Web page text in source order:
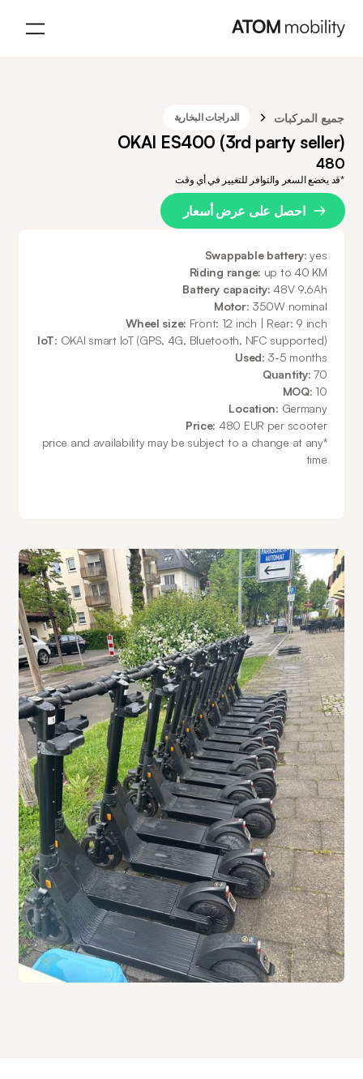
جميع المركبات الدراجات البخارية
OKAI ES400 (3rd party seller)
480
*قد يخضع السعر والتوافر للتغيير في أي وقت
احصل على عرض أسعار
Swappable battery: yes
Riding range: up to 40 KM
Battery capacity: 48V 9.6Ah
Motor: 350W nominal
Wheel size: Front: 12 inch | Rear: 9 inch
IoT: OKAI smart IoT (GPS, 4G, Bluetooth, NFC supported)
Used: 3-5 months
Quantity: 70
MOQ: 10
Location: Germany
Price: 480 EUR per scooter
‍*price and availability may be subject to a change at any
time